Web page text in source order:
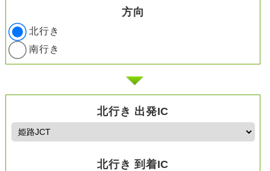
方向
北行き
南行き
北行き 出発IC
北行き 到着IC